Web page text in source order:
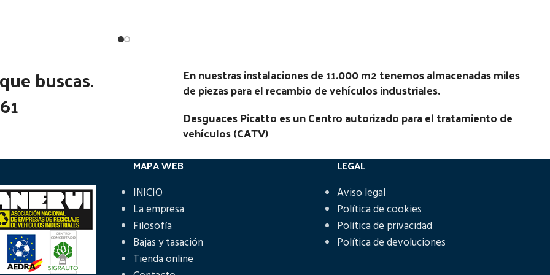
Pieza:53156
01.50 - 12.10
Código Pieza:52220
01.50 - 12.10
Código Pieza:
buscas. En nuestras instalaciones de 11.000 m2 tenemos almacenadas miles
de piezas para el recambio de vehículos industriales.
Desguaces Picatto es un Centro autorizado para el tratamiento de
vehículos (CATV)
MAPA WEB
INICIO
La empresa
Filosofía
Bajas y tasación
Tienda online
LEGAL
Aviso legal
Política de cookies
Política de privacidad
Política de devoluciones